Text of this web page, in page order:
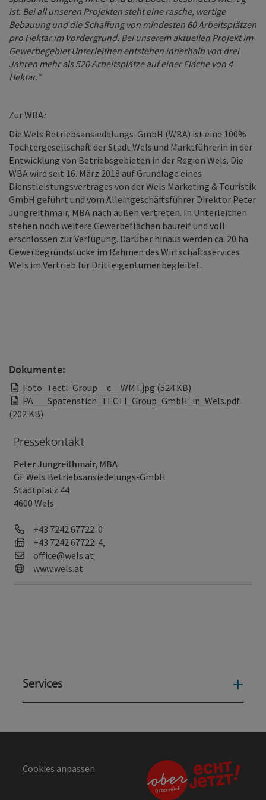
ist. Bei all unseren Projekten steht eine rasche, wertige
Bebauung und die Schaffung von mindesten 60 Arbeitsplätzen
pro Hektar im Vordergrund. Bei unserem aktuellen Projekt im
Gewerbegebiet Unterleithen entstehen innerhalb von drei
Jahren mehr als 520 Arbeitsplätze auf einer Fläche von 4
Hektar.“
Zur WBA:
Die Wels Betriebsansiedelungs-GmbH (WBA) ist eine 100%
Tochtergesellschaft der Stadt Wels und Marktführerin in der
Entwicklung von Betriebsgebieten in der Region Wels. Die
WBA wird seit 16. März 2018 auf Grundlage eines
Dienstleistungsvertrages von der Wels Marketing & Touristik
GmbH geführt und vom Alleingeschäftsführer Direktor Peter
Jungreithmair, MBA nach außen vertreten. In Unterleithen
stehen noch weitere Gewerbeflächen baureif und voll
erschlossen zur Verfügung. Darüber hinaus werden ca. 20 ha
Gewerbegrundstücke im Rahmen des Wirtschaftsservices
Wels im Vertrieb für Dritteigentümer begleitet.
Dokumente:
Foto_Tecti_Group__c__WMT.jpg (524 KB)
PA___Spatenstich_TECTI_Group_GmbH_in_Wels.pdf
(202 KB)
Pressekontakt
Peter Jungreithmair, MBA
GF Wels Betriebsansiedelungs-GmbH
Stadtplatz 44
4600 Wels
Telefon
+43 7242 67722-0
Fax
+43 7242 67722-4,
E-Mail
office@wels.at
Web
www.wels.at
Services
Cookies anpassen